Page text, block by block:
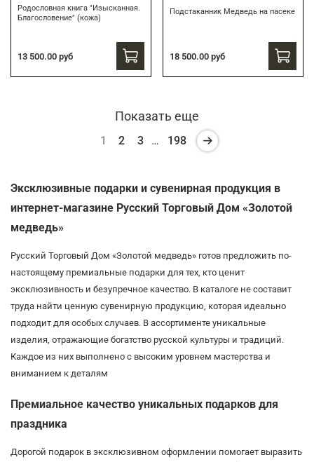
Родословная книга "Изысканная.
Благословение" (кожа)
13 500.00 руб
Подстаканник Медведь на пасеке
18 500.00 руб
Показать еще
1 2 3 … 198
Эксклюзивные подарки и сувенирная продукция в
интернет-магазине Русский Торговый Дом «Золотой
медведь»
Русский Торговый Дом «Золотой медведь» готов предложить по-
настоящему премиальные подарки для тех, кто ценит
эксклюзивность и безупречное качество. В каталоге не составит
труда найти ценную сувенирную продукцию, которая идеально
подходит для особых случаев. В ассортименте уникальные
изделия, отражающие богатство русской культуры и традиций.
Каждое из них выполнено с высоким уровнем мастерства и
вниманием к деталям
Премиальное качество уникальных подарков для
праздника
Дорогой подарок в эксклюзивном оформлении помогает выразить